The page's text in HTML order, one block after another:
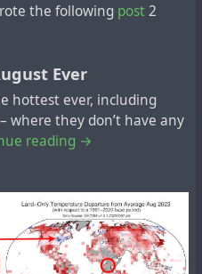
the following post 2
Ever
hottest ever, including
where they don’t have any
reading →